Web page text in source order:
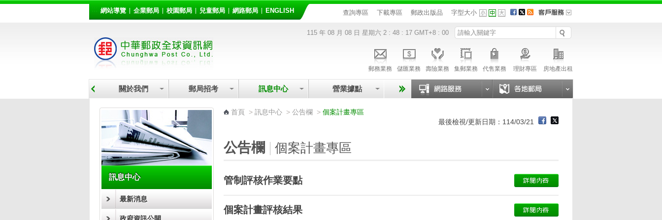
網站導覽 企業郵局 校園郵局 兒童郵局 網路郵局 ENGLISH 查詢專區 下載專區 郵政出版品 字型大小
115 年 08 月 08 日 星期六 2 : 48 : 17 GMT+8 : 00
郵務業務 儲匯業務 壽險業務 集郵業務 代售業務 理財專區 房地產出租
關於我們 郵局招考 訊息中心
營業據點
訊息中心
最新消息
首頁 > 訊息中心 > 公告欄 > 個案計畫專區
最後檢視/更新日期：114/03/21
公告欄 個案計畫專區
管制評核作業要點
個案計畫評核結果